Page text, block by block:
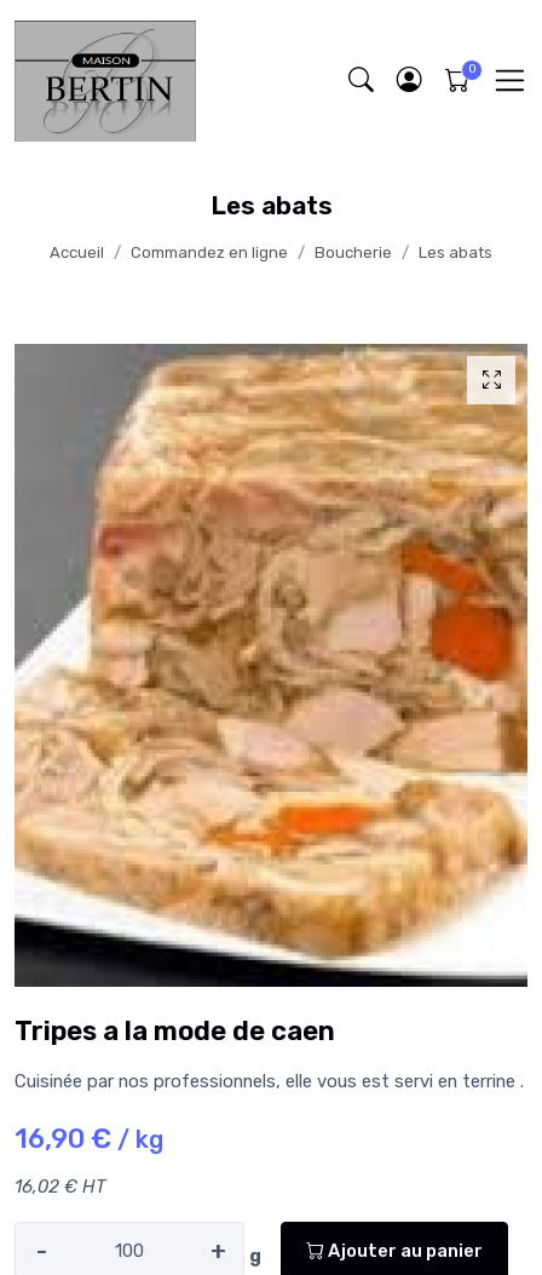
Les abats
Accueil Commandez en ligne Boucherie Les abats
Tripes a la mode de caen
Cuisinée par nos professionnels, elle vous est servi en terrine .
16,90 € / kg
16,02 € HT
- + g Ajouter au panier